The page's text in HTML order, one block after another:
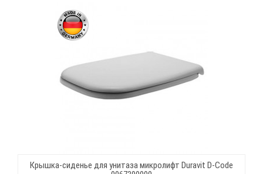
Крышка-сиденье для унитаза микролифт Duravit D-Code